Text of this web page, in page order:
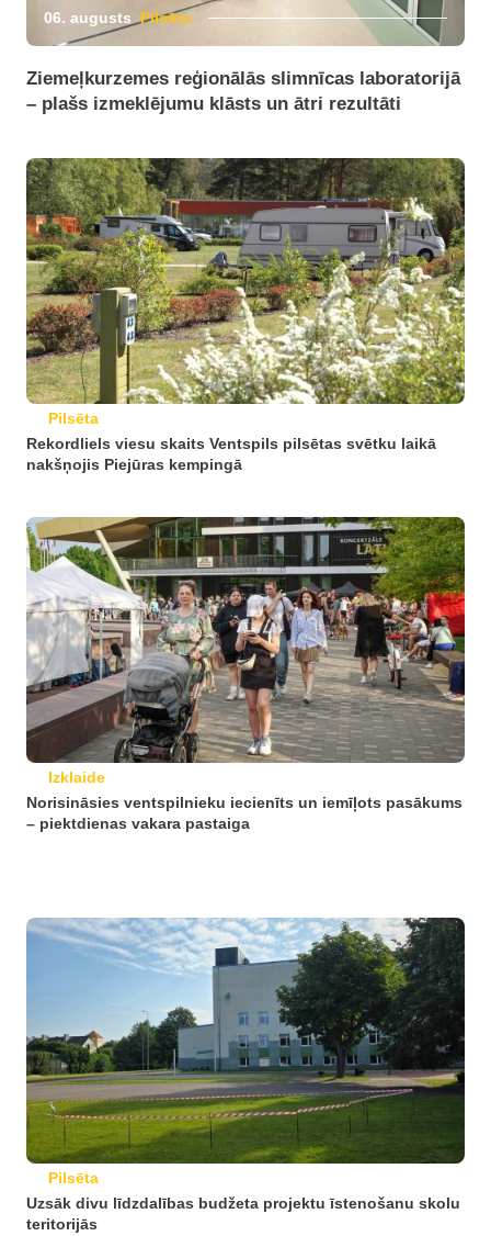
06. augusts Pilsēta
Ziemeļkurzemes reģionālās slimnīcas laboratorijā
– plašs izmeklējumu klāsts un ātri rezultāti
Pilsēta
Rekordliels viesu skaits Ventspils pilsētas svētku laikā
nakšņojis Piejūras kempingā
Izklaide
Norisināsies ventspilnieku iecienīts un iemīļots pasākums
– piektdienas vakara pastaiga
Pilsēta
Uzsāk divu līdzdalības budžeta projektu īstenošanu skolu
teritorijās